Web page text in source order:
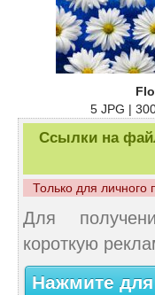
5 JPG |
Ссылки на
Только для личного
Для
короткую
Нажмите